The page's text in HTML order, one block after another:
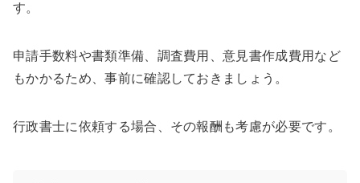
す。
申請手数料や書類準備、調査費用、意見書作成費用など
もかかるため、事前に確認しておきましょう。
行政書士に依頼する場合、その報酬も考慮が必要です。